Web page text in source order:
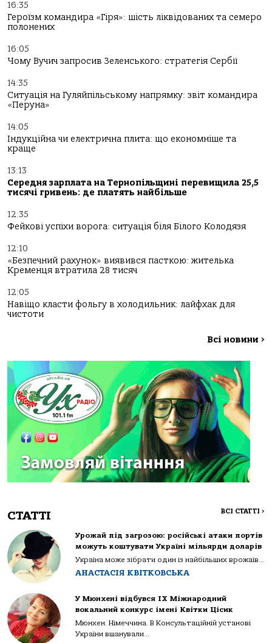
16:35
Героїзм командира «Гіря»: шість ліквідованих та семеро
полонених
16:05
Чому Вучич запросив Зеленського: стратегія Сербії
14:35
Ситуація на Гуляйпільському напрямку: звіт командира
«Перуна»
14:05
Індукційна чи електрична плита: що економніше та
краще
13:13
Середня зарплата на Тернопільщині перевищила 25,5
тисячі гривень: де платять найбільше
12:35
Фейкові успіхи ворога: ситуація біля Білого Колодязя
12:10
«Безпечний рахунок» виявився пасткою: жителька
Кременця втратила 28 тисяч
12:05
Навіщо класти фольгу в холодильник: лайфхак для
чистоти
Всі новини >
СТАТТІ ВСІ СТАТТІ >
Урожай під загрозою: російські атаки портів
можуть коштувати Україні мільярди доларів
Україна може зібрати один із найбільших врожаїв...
АНАСТАСІЯ КВІТКОВСЬКА
У Мюнхені відбувся IX Міжнародний
вокальний конкурс імені Квітки Цісик
Мюнхен. Німеччина. В Консультаційній установі
України вшанували...